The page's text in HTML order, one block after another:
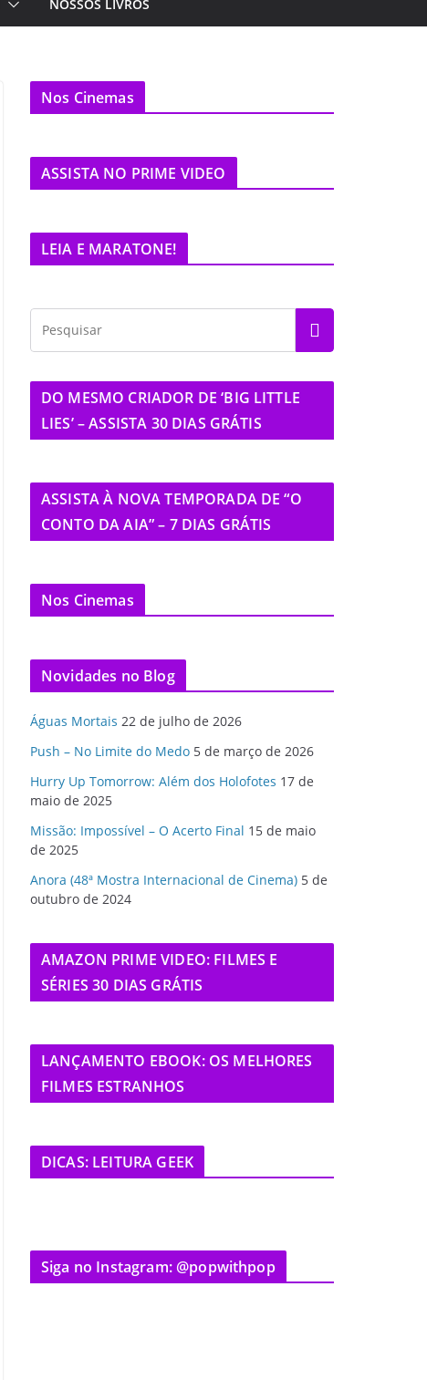
NOSSOS LIVROS
Nos Cinemas
ASSISTA NO PRIME VIDEO
LEIA E MARATONE!
DO MESMO CRIADOR DE ‘BIG LITTLE
LIES’ – ASSISTA 30 DIAS GRÁTIS
ASSISTA À NOVA TEMPORADA DE “O
CONTO DA AIA” – 7 DIAS GRÁTIS
Nos Cinemas
Novidades no Blog
Águas Mortais 22 de julho de 2026
Push – No Limite do Medo 5 de março de 2026
Hurry Up Tomorrow: Além dos Holofotes 17 de
maio de 2025
Missão: Impossível – O Acerto Final 15 de maio
de 2025
Anora (48ª Mostra Internacional de Cinema) 5 de
outubro de 2024
AMAZON PRIME VIDEO: FILMES E
SÉRIES 30 DIAS GRÁTIS
LANÇAMENTO EBOOK: OS MELHORES
FILMES ESTRANHOS
DICAS: LEITURA GEEK
Siga no Instagram: @popwithpop